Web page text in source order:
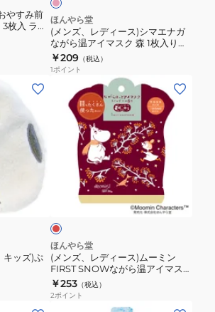
4991936388033
やすみ前
枚入 ラベ
マ
エ
ナ
ガ
森
1
枚
入
り
ほんやら堂
(メンズ、レディース)シマエナガ
ながら温アイマスク 森 1枚入り
4991936387845
￥209 （税込）
1ポイント
キッズ)ぷ
ム
ー
ミ
ン
FIRST
ほんやら堂
(メンズ、レディース)ムーミン
FIRST SNOWながら温アイマスク
1枚入り 4991936387937
￥253 （税込）
2ポイント